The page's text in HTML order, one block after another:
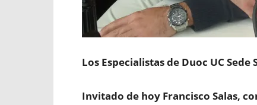
Los Especialistas de Duoc UC Sede
Invitado de hoy Francisco Salas,